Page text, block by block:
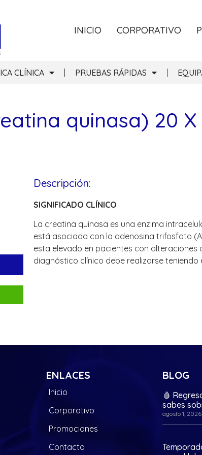
INICIO CORPORATIVO
CLÍNICA PRUEBAS RÁPIDAS
quinasa) 20 X
Descripción:
SIGNIFICADO CLÍNICO
La creatina quinasa es una enzima
está asociada con la adenosina trifosfato
esta elevado en pacientes con alteraciones
diagnóstico clínico debe realizarse
ENLACES
Inicio
Corporativo
Promociones
Contacto
BLOG
🩸
sabes
agosto 1, 2026